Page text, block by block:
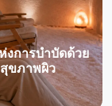
งการบำบัดด้วย
ขภาพผิว